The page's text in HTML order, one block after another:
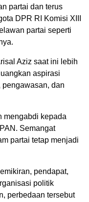
partai dan terus
DPR RI Komisi XIII
partai seperti
Aziz saat ini lebih
aspirasi
dan
mengabdi kepada
Semangat
partai tetap menjadi
pendapat,
politik
perbedaan tersebut